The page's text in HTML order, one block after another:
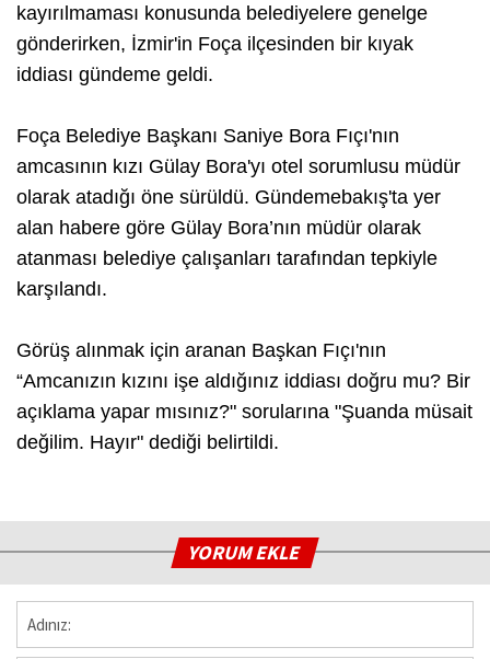
kayırılmaması konusunda belediyelere genelge
gönderirken, İzmir'in Foça ilçesinden bir kıyak
iddiası gündeme geldi.
Foça Belediye Başkanı Saniye Bora Fıçı'nın
amcasının kızı Gülay Bora'yı otel sorumlusu müdür
olarak atadığı öne sürüldü. Gündemebakış'ta yer
alan habere göre Gülay Bora’nın müdür olarak
atanması belediye çalışanları tarafından tepkiyle
karşılandı.
Görüş alınmak için aranan Başkan Fıçı'nın
“Amcanızın kızını işe aldığınız iddiası doğru mu? Bir
açıklama yapar mısınız?" sorularına "Şuanda müsait
değilim. Hayır" dediği belirtildi.
YORUM EKLE